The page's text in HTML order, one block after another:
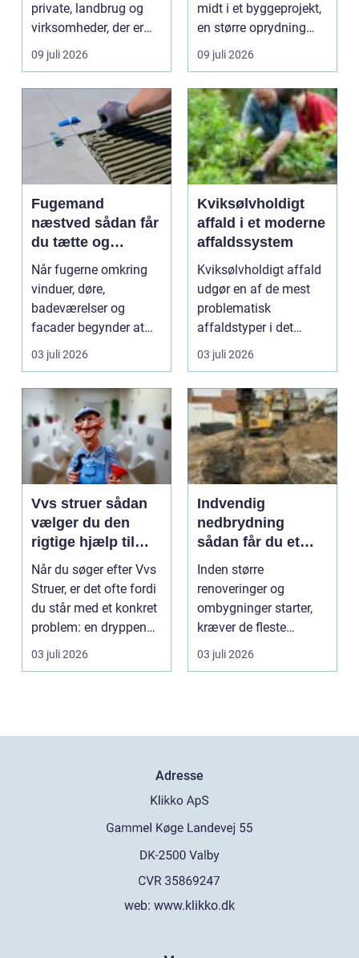
private, landbrug og
virksomheder, der er
afhængige af o...
09 juli 2026
midt i et byggeprojekt,
en større oprydning
eller løbende ...
09 juli 2026
Fugemand
næstved sådan får
du tætte og
holdbare fuger
Når fugerne omkring
vinduer, døre,
badeværelser og
facader begynder at
slippe, kan det hurtigt
03 juli 2026
Kviksølvholdigt
affald i et moderne
affaldssystem
Kviksølvholdigt affald
udgør en af de mest
problematisk
affaldstyper i det
moderne samfund,
03 juli 2026
Vvs struer sådan
vælger du den
rigtige hjælp til
dine installationer
Når du søger efter Vvs
Struer, er det ofte fordi
du står med et konkret
problem: en dryppende
vandha...
03 juli 2026
Indvendig
nedbrydning
sådan får du et
sikkert
udgangspunkt for
ombygning
Inden større
renoveringer og
ombygninger starter,
kræver de fleste
bygninger en grundig
03 juli 2026
Adresse
web: www.klikko.dk